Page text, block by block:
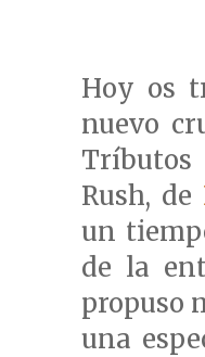
Hoy os
nuevo
Tríbutos
Rush, de
un
de la
propuso
una